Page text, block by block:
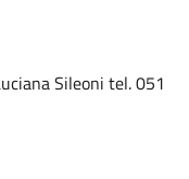
Sileoni tel. 051